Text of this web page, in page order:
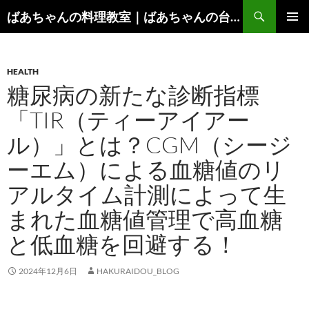
ン
ツ
へ
ス
プ
ばあちゃんの料理教室｜ばあちゃんの台所から学ぶ、食と健康の知恵
索
HEALTH
糖尿病の新たな診断指標
「TIR（ティーアイアー
ル）」とは？CGM（シージ
ーエム）による血糖値のリ
アルタイム計測によって生
まれた血糖値管理で高血糖
と低血糖を回避する！
2024年12月6日 HAKURAIDOU_BLOG